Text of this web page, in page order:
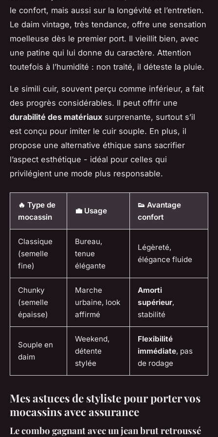
le confort, mais aussi sur la longévité et l’entretien.
Le daim vintage, très tendance, offre une sensation
moelleuse dès le premier port. Il vieillit bien, avec
une patine qui lui donne du caractère. Attention
toutefois à l’humidité : non traité, il déteste la pluie.
Le simili cuir, souvent perçu comme inférieur, a fait
des progrès considérables. Il peut offrir une
durabilité des matériaux surprenante, surtout s’il
est conçu pour imiter le cuir souple. En plus, il
propose une alternative éthique sans sacrifier
l’aspect esthétique - idéal pour celles qui
privilégient une mode plus responsable.
🔥 Type de
mocassin
💼 Usage
👟 Avantage
confort
Classique
(semelle
fine)
Bureau,
tenue
élégante
Légèreté,
élégance fluide
Chunky
(semelle
épaisse)
Marche
urbaine, look
affirmé
Amorti
supérieur,
stabilité
Souple en
daim
Weekend,
détente
stylée
Flexibilité
immédiate, pas
de rodage
Mes astuces de styliste pour porter vos
mocassins avec assurance
Le combo gagnant avec un jean brut retroussé